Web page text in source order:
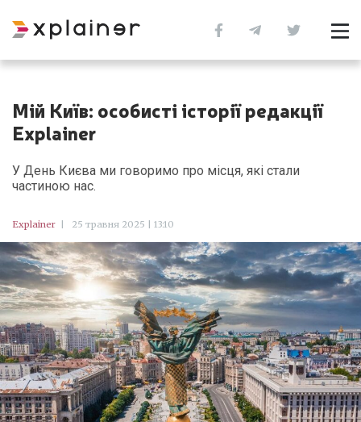
Мій Київ: особисті історії редакції
Explainer
У День Києва ми говоримо про місця, які стали
частиною нас.
Explainer 25 травня 2025 | 13:10